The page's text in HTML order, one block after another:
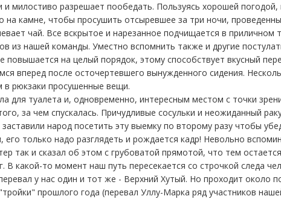
и милостиво разрешает пообедать. Пользуясь хорошей
на камне, чтобы просушить отсыревшее за три ночи,
чай. Все вскрытое и нарезанное подчищается в
из нашей команды. Уместно вспомнить также и другие
повышается на целый порядок, этому способствует вкусный
вперед после осточертевшего вынужденного сидения.
рюкзаки просушенные вещи.
для туалета и, одновременно, интересным местом с точки
за чем спускалась. Причудливые сосульки и неожиданный
народ посетить эту выемку по второму разу чтобы
только надо разглядеть и рождается кадр! Невольно
так и сказал об этом с грубоватой прямотой, что тем
В какой-то момент наш путь пересекается со строчкой следа
у нас один и тот же - Верхний Хутый. Но проходит около
прошлого года (перевал Уллу-Марка ряд участников